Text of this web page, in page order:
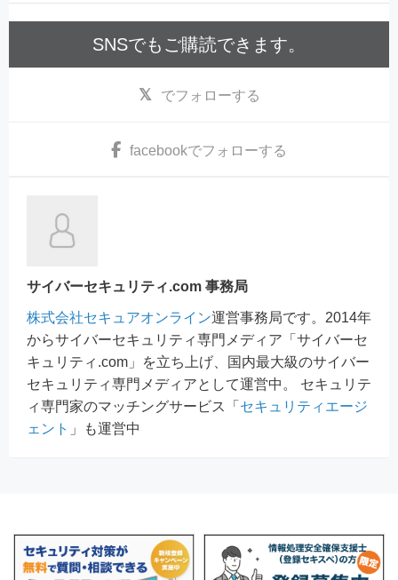
SNSでもご購読できます。
でフォローする
facebookでフォローする
サイバーセキュリティ.com 事務局
株式会社セキュアオンライン運営事務局です。2014年
からサイバーセキュリティ専門メディア「サイバーセ
キュリティ.com」を立ち上げ、国内最大級のサイバー
セキュリティ専門メディアとして運営中。 セキュリテ
ィ専門家のマッチングサービス「 セキュリティエージ
ェント 」も運営中